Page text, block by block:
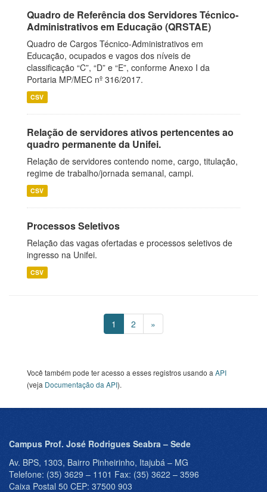
Quadro de Referência dos Servidores Técnico-
Administrativos em Educação (QRSTAE)
Quadro de Cargos Técnico-Administrativos em
Educação, ocupados e vagos dos níveis de
classificação “C”, “D” e “E”, conforme Anexo I da
Portaria MP/MEC nº 316/2017.
CSV
Relação de servidores ativos pertencentes ao
quadro permanente da Unifei.
Relação de servidores contendo nome, cargo, titulação,
regime de trabalho/jornada semanal, campi.
CSV
Processos Seletivos
Relação das vagas ofertadas e processos seletivos de
ingresso na Unifei.
CSV
1 2 »
Você também pode ter acesso a esses registros usando a API
(veja Documentação da API).
Campus Prof. José Rodrigues Seabra – Sede
Av. BPS, 1303, Bairro Pinheirinho, Itajubá – MG
Telefone: (35) 3629 – 1101 Fax: (35) 3622 – 3596
Caixa Postal 50 CEP: 37500 903